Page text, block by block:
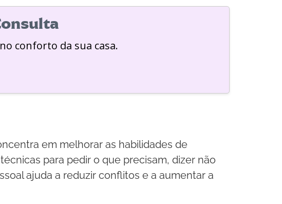
conforto da sua casa.
em melhorar as habilidades de
para pedir o que precisam, dizer não
ajuda a reduzir conflitos e a aumentar a